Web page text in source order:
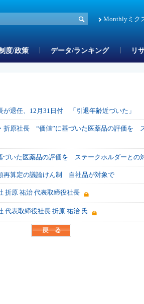
Monthlyミク
度/政策 データ/ランキング リ
退任、12月31日付 「引退年齢近づいた」
折原社長 “価値”に基づいた医薬品の評価を
いた医薬品の評価を ステークホルダーとの
算定の議論けん制 自社品が対象で
折原 祐治 代表取締役社長
代表取締役社長 折原 祐治 氏